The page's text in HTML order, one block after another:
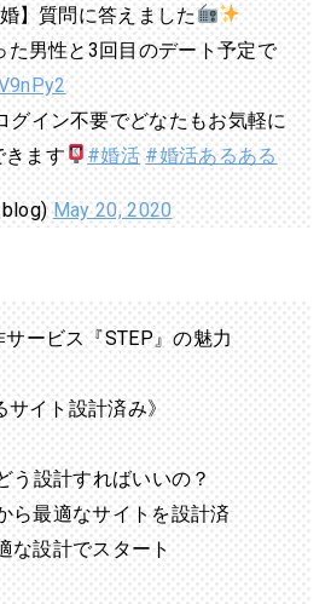
】質問に答えました
た男性と3回目のデート予定で
グイン不要でどなたもお気軽に
きます
#婚活 #婚活あるある
May 20, 2020
ービス『STEP』の魅力
サイト設計済み》
う設計すればいいの？
ら最適なサイトを設計済
な設計でスタート